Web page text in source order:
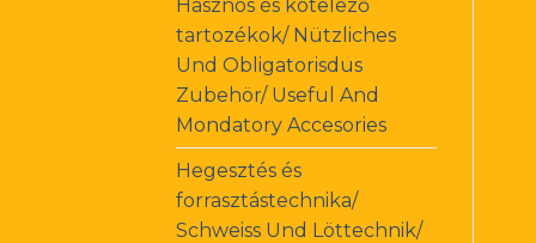
Hasznos és kötelező
tartozékok/ Nützliches
Und Obligatorisdus
Zubehör/ Useful And
Mondatory Accesories
Hegesztés és
forrasztástechnika/
Schweiss Und Löttechnik/